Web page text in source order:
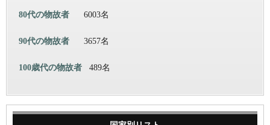
80代の物故者 6003名
90代の物故者 3657名
100歳代の物故者 489名